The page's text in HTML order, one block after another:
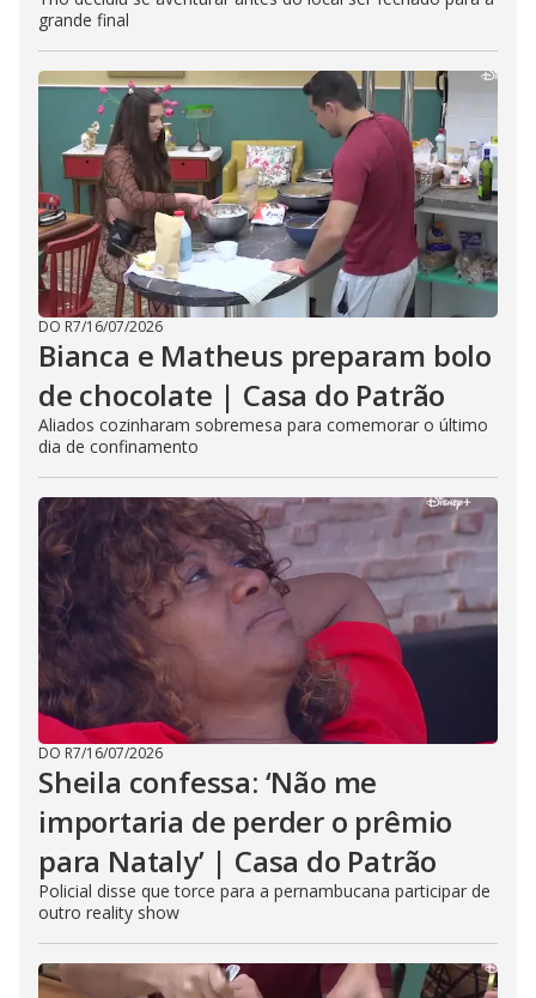
grande final
DO R7/16/07/2026
Bianca e Matheus preparam bolo
de chocolate | Casa do Patrão
Aliados cozinharam sobremesa para comemorar o último
dia de confinamento
DO R7/16/07/2026
Sheila confessa: ‘Não me
importaria de perder o prêmio
para Nataly’ | Casa do Patrão
Policial disse que torce para a pernambucana participar de
outro reality show